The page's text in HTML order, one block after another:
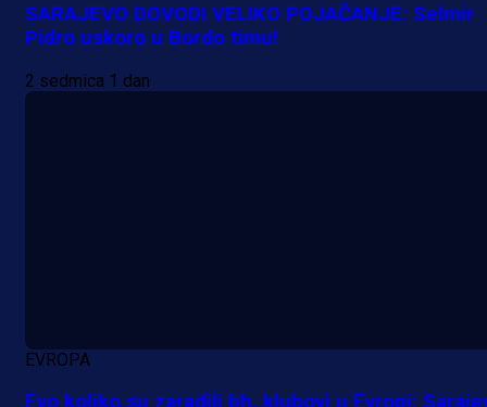
SARAJEVO DOVODI VELIKO POJAČANJE: Selmir
Pidro uskoro u Bordo timu!
2 sedmica 1 dan
EVROPA
Evo koliko su zaradili bh. klubovi u Evropi: